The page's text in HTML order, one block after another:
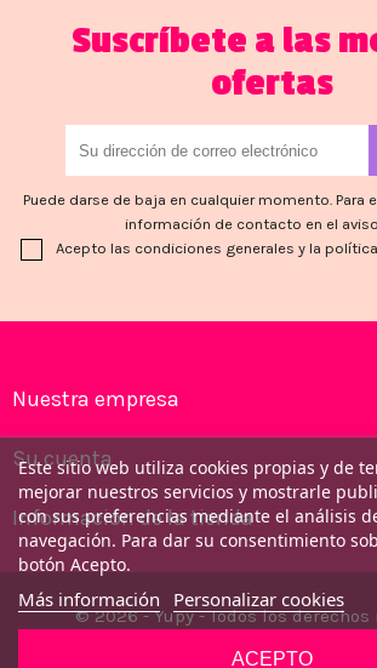
Suscríbete a las
ofertas
Puede darse de baja en cualquier momento. Para
información de contacto en el
Acepto las condiciones generales y la
Nuestra empresa
Su cuenta
Información de la tienda
Este sitio web utiliza cookies propias y de
mejorar nuestros servicios y mostrarle
con sus preferencias mediante el análisis
navegación. Para dar su consentimiento
botón Acepto.
Más información Personalizar cookies
ACEPTO
© 2026 - Yupy - Todos los derechos